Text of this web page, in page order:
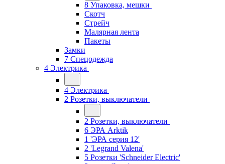
8 Упаковка, мешки
Скотч
Стрейч
Малярная лента
Пакеты
Замки
7 Спецодежда
4 Электрика
4 Электрика
2 Розетки, выключатели
2 Розетки, выключатели
6 ЭРА Arktik
1 'ЭРА серия 12'
2 'Legrand Valena'
5 Розетки 'Schneider Electric'